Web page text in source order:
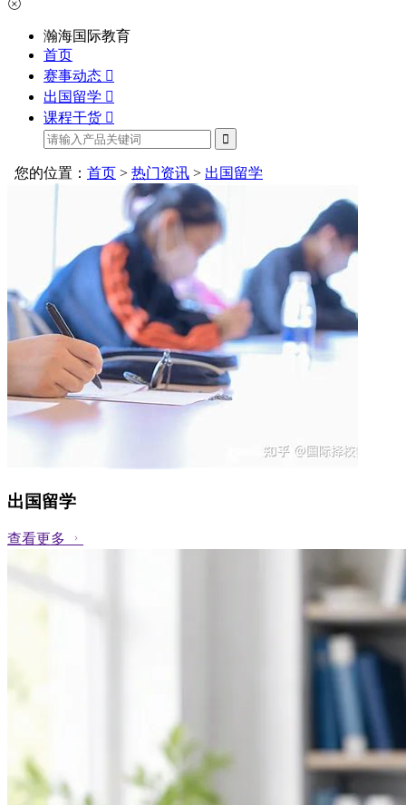
瀚海国际教育
首页
赛事动态
出国留学
课程干货
您的位置： 首页 > 热门资讯 > 出国留学
出国留学
查看更多